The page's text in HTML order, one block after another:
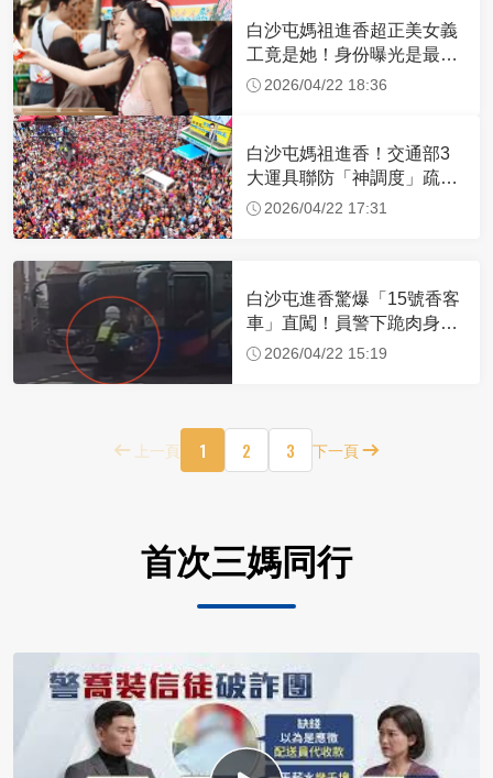
白沙屯媽祖進香超正美女義
工竟是她！身份曝光是最美
禮生 一輩子不結婚
2026/04/22 18:36
白沙屯媽祖進香！交通部3
大運具聯防「神調度」疏運
32.1萬創新高
2026/04/22 17:31
白沙屯進香驚爆「15號香客
車」直闖！員警下跪肉身擋
車：讓行人先過
2026/04/22 15:19
上一頁 1 2 3 下一頁
首次三媽同行